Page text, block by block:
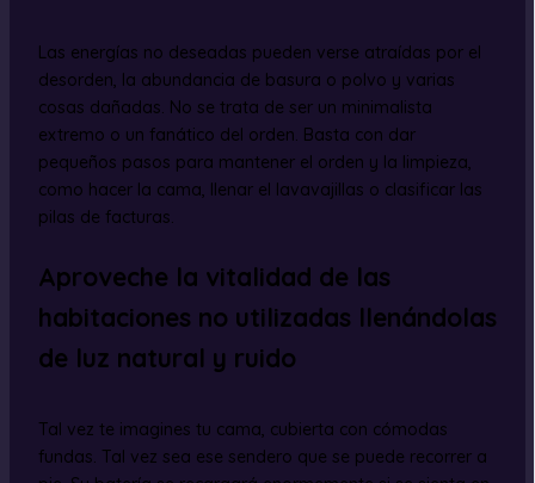
Las energías no deseadas pueden verse atraídas por el
desorden, la abundancia de basura o polvo y varias
cosas dañadas. No se trata de ser un minimalista
extremo o un fanático del orden. Basta con dar
pequeños pasos para mantener el orden y la limpieza,
como hacer la cama, llenar el lavavajillas o clasificar las
pilas de facturas.
Aproveche la vitalidad de las
habitaciones no utilizadas llenándolas
de luz natural y ruido
Tal vez te imagines tu cama, cubierta con cómodas
fundas. Tal vez sea ese sendero que se puede recorrer a